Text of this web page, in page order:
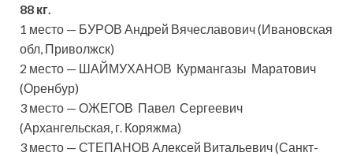
88 кг.
1 место — БУРОВ Андрей Вячеславович (Ивановская
обл, Приволжск)
2 место — ШАЙМУХАНОВ Курмангазы Маратович
(Оренбур)
3 место — ОЖЕГОВ Павел Сергеевич
(Архангельская, г. Коряжма)
3 место — СТЕПАНОВ Алексей Витальевич (Санкт-